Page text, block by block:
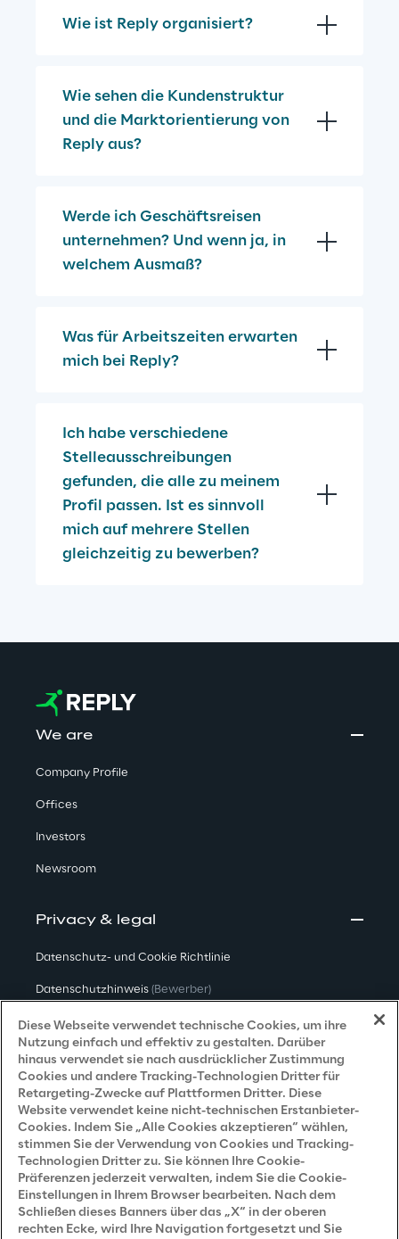
Wie ist Reply organisiert?
Wie sehen die Kundenstruktur
und die Marktorientierung von
Reply aus?
Werde ich Geschäftsreisen
unternehmen? Und wenn ja, in
welchem Ausmaß?
Was für Arbeitszeiten erwarten
mich bei Reply?
Ich habe verschiedene
Stelleausschreibungen
gefunden, die alle zu meinem
Profil passen. Ist es sinnvoll
mich auf mehrere Stellen
gleichzeitig zu bewerben?
We are
Company Profile
Offices
Investors
Newsroom
Privacy & legal
Datenschutz- und Cookie Richtlinie
Datenschutzhinweis (Bewerber)
Datenschutzhinweis(Kunden)
Datenschutzhinweis (Dienstleister)
Datenschutzhinweis (Marketing)
Accessibility Statement
Careers
Diese Webseite verwendet technische Cookies, um ihre
Nutzung einfach und effektiv zu gestalten. Darüber
hinaus verwendet sie nach ausdrücklicher Zustimmung
Cookies und andere Tracking-Technologien Dritter für
Retargeting-Zwecke auf Plattformen Dritter. Diese
Website verwendet keine nicht-technischen Erstanbieter-
Cookies. Indem Sie „Alle Cookies akzeptieren“ wählen,
stimmen Sie der Verwendung von Cookies und Tracking-
Technologien Dritter zu. Sie können Ihre Cookie-
Präferenzen jederzeit verwalten, indem Sie die Cookie-
Einstellungen in Ihrem Browser bearbeiten. Nach dem
Schließen dieses Banners über das „X“ in der oberen
rechten Ecke, wird Ihre Navigation fortgesetzt und Sie